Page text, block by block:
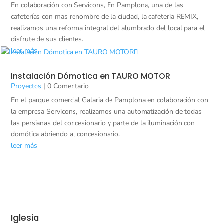
En colaboración con Servicons, En Pamplona, una de las
cafeterías con mas renombre de la ciudad, la cafeteria REMIX,
realizamos una reforma integral del alumbrado del local para el
disfrute de sus clientes.
leer más
Instalación Dómotica en TAURO MOTOR
Proyectos | 0 Comentario
En el parque comercial Galaria de Pamplona en colaboración con
la empresa Servicons, realizamos una automatización de todas
las persianas del concesionario y parte de la iluminación con
domótica abriendo al concesionario.
leer más
Iglesia